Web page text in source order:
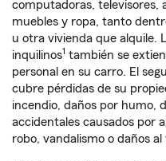
computadoras, televisores,
muebles y ropa, tanto
u otra vivienda que alquile.
inquilinos1 también se
personal en su carro. El
cubre pérdidas de su
incendio, daños por humo,
accidentales causados por
robo, vandalismo o daños al